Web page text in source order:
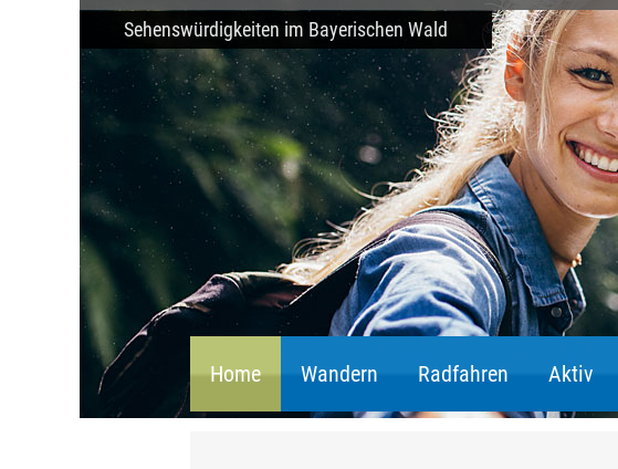
Sehenswürdigkeiten im Bayerischen Wald
Home Wandern Radfahren Aktiv